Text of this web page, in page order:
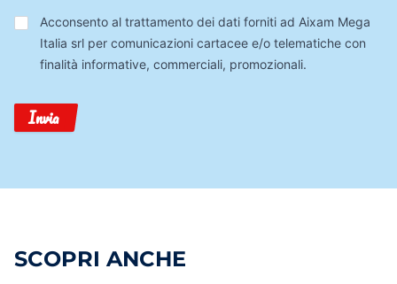
Trattamento
Dati
Acconsento al trattamento dei dati forniti ad Aixam Mega
Italia srl per comunicazioni cartacee e/o telematiche con
finalità informative, commerciali, promozionali.
Invia
SCOPRI ANCHE